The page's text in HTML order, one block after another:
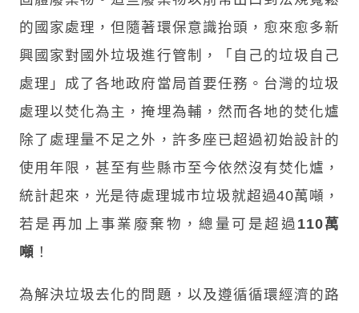
的國家處理，但隨著環保意識抬頭，愈來愈多新
興國家對國外垃圾進行管制，「自己的垃圾自己
處理」成了各地政府當局首要任務。台灣的垃圾
處理以焚化為主，掩埋為輔，然而各地的焚化爐
除了處理量不足之外，許多座已超過初始設計的
使用年限，甚至有些縣市至今依然沒有焚化爐，
統計起來，光是待處理城市垃圾就超過40萬噸，
若是再加上事業廢棄物，總量可是超過 110萬
噸 ！
為解決垃圾去化的問題，以及遵循循環經濟的路